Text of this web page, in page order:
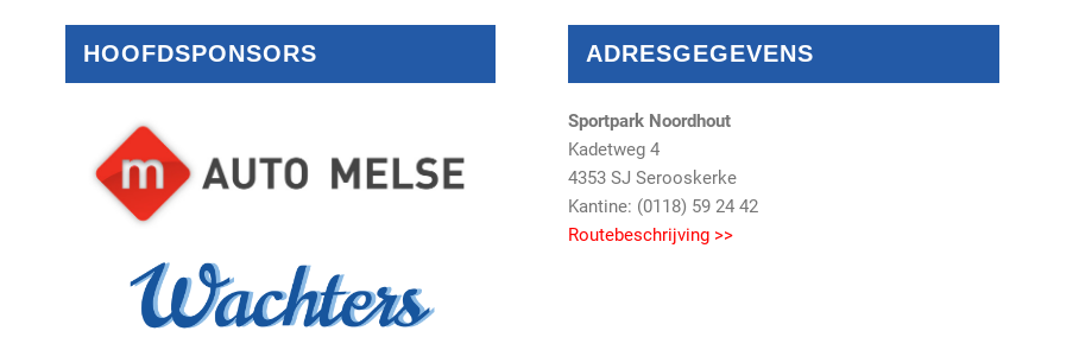
HOOFDSPONSORS ADRESGEGEVENS
Sportpark Noordhout
Kadetweg 4
4353 SJ Serooskerke
Kantine: (0118) 59 24 42
Routebeschrijving >>